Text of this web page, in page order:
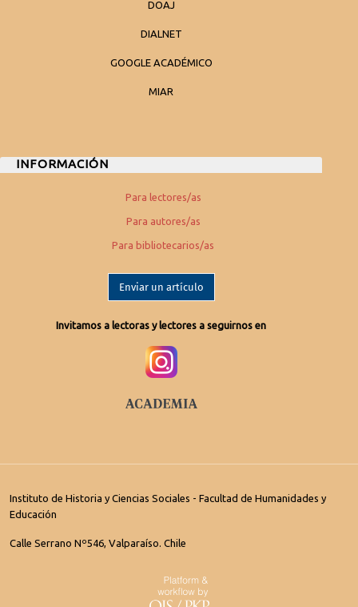
DOAJ
DIALNET
GOOGLE ACADÉMICO
MIAR
INFORMACIÓN
Para lectores/as
Para autores/as
Para bibliotecarios/as
Enviar un artículo
Invitamos a lectoras y lectores a seguirnos en
Instituto de Historia y Ciencias Sociales - Facultad de Humanidades y
Educación
Calle Serrano Nº546, Valparaíso. Chile